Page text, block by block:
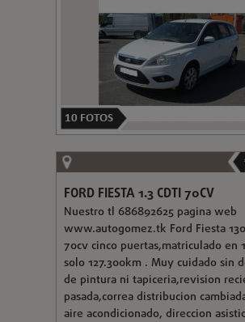
10 FOTOS
FORD FIESTA 1.3 CDTI 70CV
Nuestro tl 686892625 pagina web
www.autogomez.tk Ford Fiesta
70cv cinco puertas,matriculado en
solo 127.300km . Muy cuidado sin
de pintura ni tapiceria,revision
pasada,correa distribucion
aire acondicionado, direccion